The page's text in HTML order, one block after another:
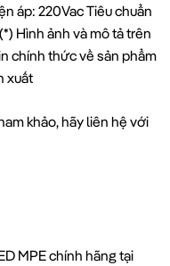
áp: 220Vac Tiêu chuẩn
Hình ảnh và mô tả trên
chính thức về sản phẩm
xuất
khảo, hãy liên hệ với
MPE chính hãng tại